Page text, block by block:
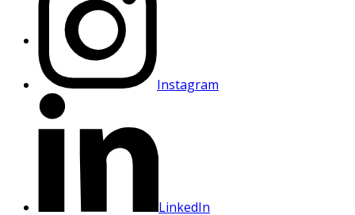
Instagram
LinkedIn